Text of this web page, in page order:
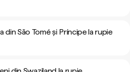
din São Tomé și Príncipe la rupie